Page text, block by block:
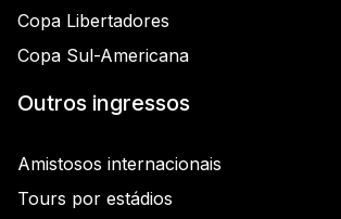
Copa Libertadores
Copa Sul-Americana
Outros ingressos
Amistosos internacionais
Tours por estádios